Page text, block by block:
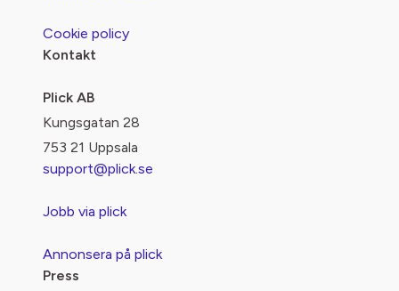
Cookie policy
Kontakt
Plick AB
Kungsgatan 28
753 21 Uppsala
support@plick.se
Jobb via plick
Annonsera på plick
Press